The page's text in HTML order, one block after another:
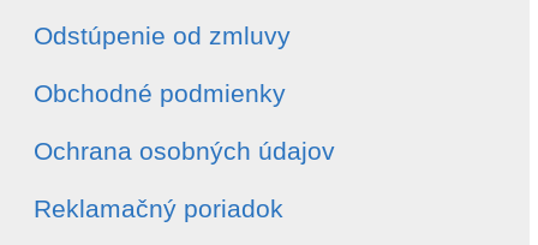
Odstúpenie od zmluvy
Obchodné podmienky
Ochrana osobných údajov
Reklamačný poriadok